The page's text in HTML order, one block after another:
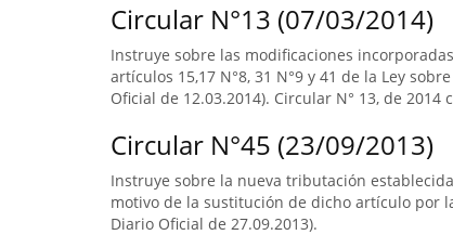
Circular N°13 (07/03/2014)
Instruye sobre las modificaciones
artículos 15,17 N°8, 31 N°9 y 41 de la Ley
Oficial de 12.03.2014). Circular N° 13, de
Circular N°45 (23/09/2013)
Instruye sobre la nueva tributación
motivo de la sustitución de dicho artículo por
Diario Oficial de 27.09.2013).